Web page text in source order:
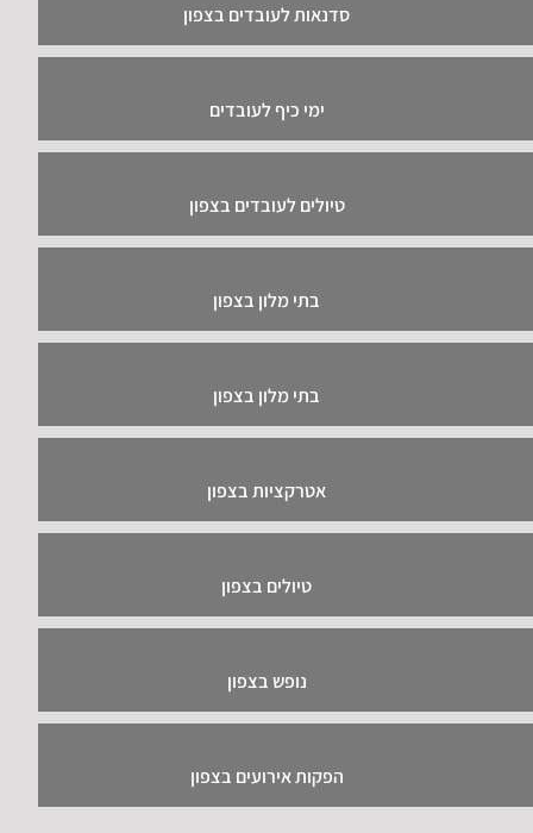
סדנאות לעובדים בצפון
ימי כיף לעובדים
טיולים לעובדים בצפון
בתי מלון בצפון
בתי מלון בצפון
אטרקציות בצפון
טיולים בצפון
נופש בצפון
הפקות אירועים בצפון